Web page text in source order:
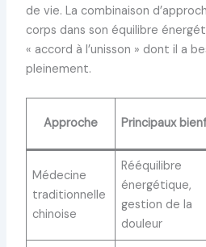
de vie. La combinaison
corps dans son équilibre
« accord à l’unisson » dont il a
pleinement.
Approche Principaux
Médecine
traditionnelle
chinoise
Rééquilibre
énergétique,
gestion de la
douleur